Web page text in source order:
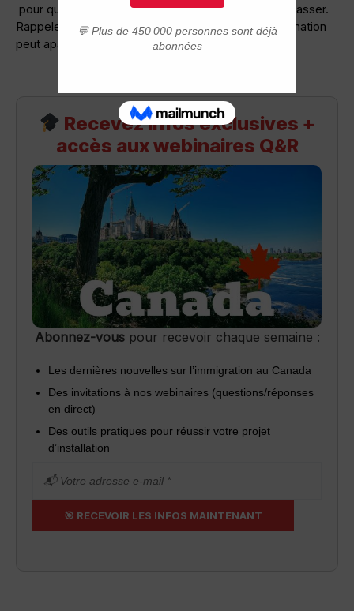
pour que cela soit utiles pour les gens qui vont le passer.
Rappelez vous votre stresse donc la moindre information
peut apaiser un peu cette angoisse merci les amis.
Recevez infos exclusives +
accès aux webinaires Q&R
Abonnez-vouspour recevoir chaque semaine :
Les dernières nouvelles sur l’immigration au Canada
Des invitations à nos webinaires (questions/réponses
en direct)
Des outils pratiques pour réussir votre projet
d’installation